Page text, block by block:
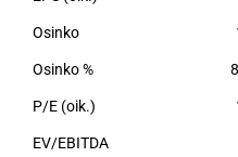
Osinko
Osinko %
P/E (oik.)
EV/EBITDA